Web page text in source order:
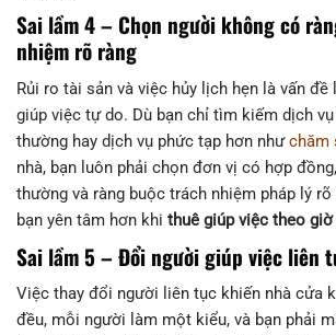
Sai lầm 4 – Chọn người không có
nhiệm rõ ràng
Rủi ro tài sản và việc hủy lịch hẹn là vấn
giúp việc tự do. Dù bạn chỉ tìm kiếm dịch
thường hay dịch vụ phức tạp hơn nhưchăm
nhà, bạn luôn phải chọn đơn vị có hợp
thường và ràng buộc trách nhiệm pháp lý
bạn yên tâm hơn khi thuê giúp việc theo giờ
Sai lầm 5 – Đổi người giúp việc liên
Việc thay đổi người liên tục khiến nhà cửa
đều, mỗi người làm một kiểu, và bạn phải